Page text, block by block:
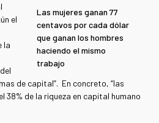
Las mujeres ganan 77
centavos por cada dólar
que ganan los hombres
haciendo el mismo
trabajo
el
la
de capital”. En concreto, “las
38% de la riqueza en capital humano